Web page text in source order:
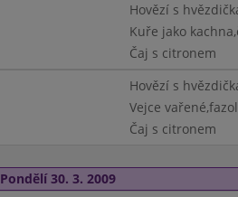
Hovězí s
Kuře jako
Čaj s citronem
Hovězí s
Vejce
Čaj s citronem
Pondělí 30. 3. 2009